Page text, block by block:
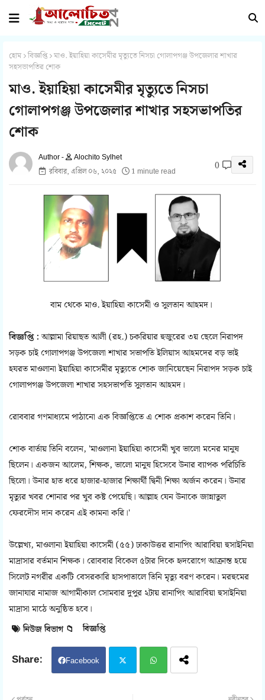
হোম বিজ্ঞপ্তি মাও. ইয়াহিয়া কাসেমীর মৃত্যুতে নিসচা গোলাপগঞ্জ উপজেলার শাখার
সহসভাপতির শোক
মাও. ইয়াহিয়া কাসেমীর মৃত্যুতে নিসচা
গোলাপগঞ্জ উপজেলার শাখার সহসভাপতির
শোক
Alochito Sylhet
রবিবার, এপ্রিল ০৬, ২০২৫
1 minute read 0
বাম থেকে মাও. ইয়াহিয়া কাসেমী ও সুলতান আহমদ।
বিজ্ঞপ্তি :আল্লামা রিয়াছত আলী (রহ.) চকরিয়ার হুজুরের ৩য় ছেলে নিরাপদ
সড়ক চাই গোলাপগঞ্জ উপজেলা শাখার সভাপতি ইলিয়াস আহমদের বড় ভাই
হযরত মাওলানা ইয়াহিয়া কাসেমীর মৃত্যুতে শোক জানিয়েছেন নিরাপদ সড়ক চাই
গোলাপগঞ্জ উপজেলা শাখার সহসভাপতি সুলতান আহমদ।
রোববার গণমাধ্যমে পাঠানো এক বিজ্ঞপ্তিতে এ শোক প্রকাশ করেন তিনি।
শোক বার্তায় তিনি বলেন, 'মাওলানা ইয়াহিয়া কাসেমী খুব ভালো মনের মানুষ
ছিলেন। একজন আলেম, শিক্ষক, ভালো মানুষ হিসেবে উনার ব্যাপক পরিচিতি
ছিলো। উনার হাত ধরে হাজার-হাজার শিক্ষার্থী দ্বিনী শিক্ষা অর্জন করেন। উনার
মৃত্যুর খবর শোনার পর খুব কষ্ট পেয়েছি। আল্লাহ যেন উনাকে জান্নাতুল
ফেরদৌস দান করেন এই কামনা করি।'
উল্লেখ্য, মাওলানা ইয়াহিয়া কাসেমী (৫৫) ঢাকাউত্তর রানাপিং আরাবিয়া হুসাইনিয়া
মাদ্রাসার বর্তমান শিক্ষক। রোববার বিকেল ৫টার দিকে হৃদরোগে আক্রান্ত হয়ে
সিলেট নগরীর একটি বেসরকারি হাসপাতালে তিনি মৃত্যু বরণ করেন। মরহুমের
জানাযার নামাজ আগামীকাল সোমবার দুপুর ২টায় রানাপিং আরাবিয়া হুসাইনিয়া
মাদ্রাসা মাঠে অনুষ্ঠিত হবে।
নিউজ বিভাগ 📁 বিজ্ঞপ্তি
Facebook